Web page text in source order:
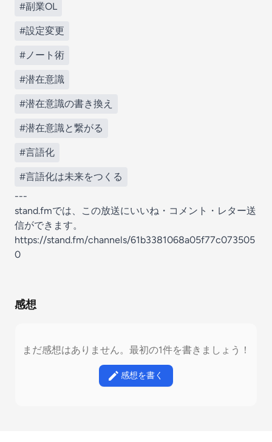
#副業OL
#設定変更
#ノート術
#潜在意識
#潜在意識の書き換え
#潜在意識と繋がる
#言語化
#言語化は未来をつくる
---
stand.fmでは、この放送にいいね・コメント・レター送
信ができます。
https://stand.fm/channels/61b3381068a05f77c073505
0
感想
まだ感想はありません。最初の1件を書きましょう！
感想を書く